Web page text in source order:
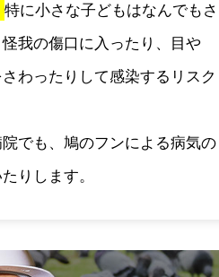
特に小さな子どもはなんでもさ
我の傷口に入ったり、目や
わったりして感染するリスク
でも、鳩のフンによる病気の
りします。